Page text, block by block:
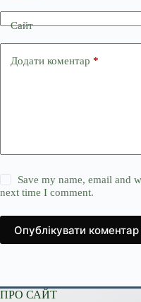
Сайт
Додати коментар *
Save my name, email and
next time I comment.
Опублікувати коментар
ПРО САЙТ